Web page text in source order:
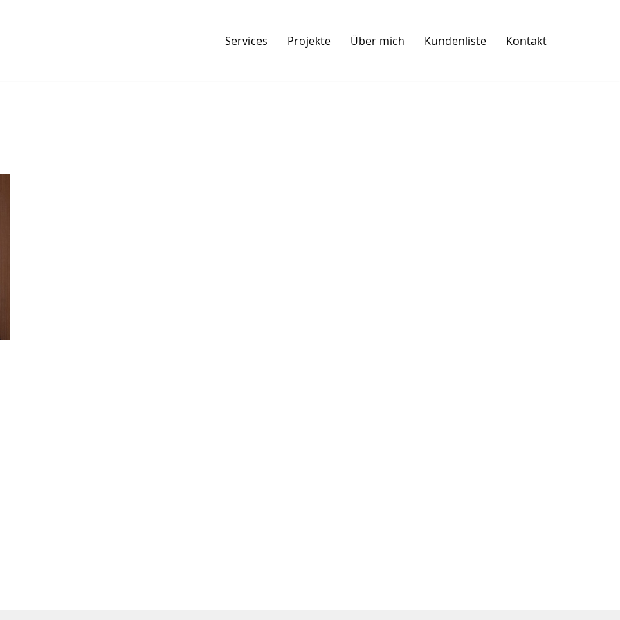
Services Projekte Über mich Kundenliste Kontakt